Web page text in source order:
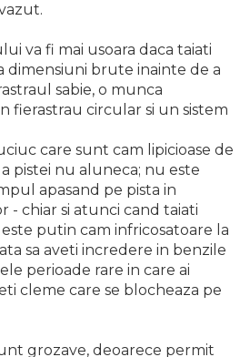
va fi mai usoara daca taiati
dimensiuni brute inainte de a
sabie, o munca
fierastrau circular si un sistem
care sunt cam lipicioase de
pistei nu aluneca; nu este
apasand pe pista in
- chiar si atunci cand taiati
putin cam infricosatoare la
sa aveti incredere in benzile
perioade rare in care ai
cleme care se blocheaza pe
grozave, deoarece permit